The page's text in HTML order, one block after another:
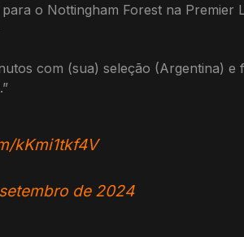
o Nottingham Forest na Premier
com (sua) seleção (Argentina)
kKmi1tkf4V
de 2024